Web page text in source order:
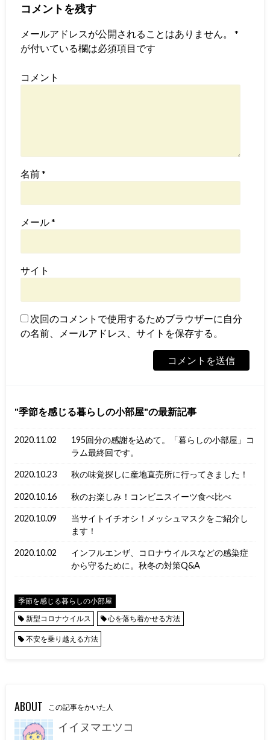
コメントを残す
メールアドレスが公開されることはありません。
*
が付いている欄は必須項目です
コメント
名前*
メール*
サイト
次回のコメントで使用するためブラウザーに自分
の名前、メールアドレス、サイトを保存する。
季節を感じる暮らしの小部屋 の最新記事
2020.11.02
195回分の感謝を込めて。「暮らしの小部屋」コ
ラム最終回です。
2020.10.23 秋の味覚探しに産地直売所に行ってきました！
2020.10.16 秋のお楽しみ！コンビニスイーツ食べ比べ
2020.10.09
当サイトイチオシ！メッシュマスクをご紹介し
ます！
2020.10.02
インフルエンザ、コロナウイルスなどの感染症
から守るために。秋冬の対策Q&A
季節を感じる暮らしの小部屋
新型コロナウイルス
心を落ち着かせる方法
不安を乗り越える方法
ABOUT この記事をかいた人
イイヌマエツコ